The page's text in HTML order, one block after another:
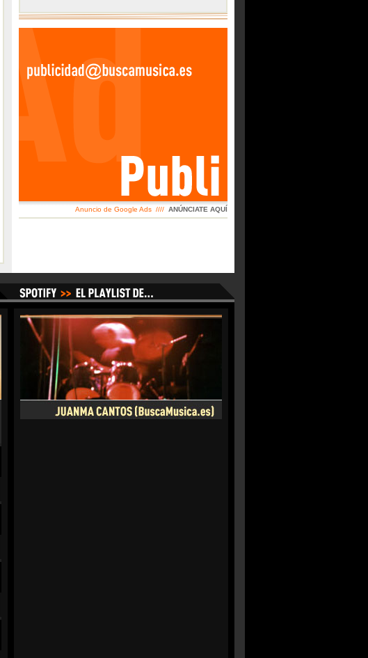
Anuncio de Google Ads //// ANÚNCIATE AQUÍ